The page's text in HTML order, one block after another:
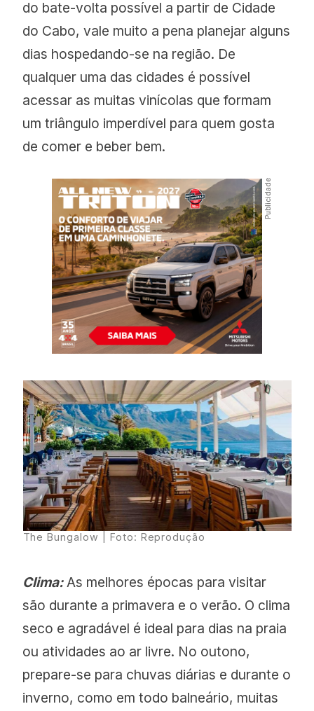
do bate-volta possível a partir de Cidade
do Cabo, vale muito a pena planejar alguns
dias hospedando-se na região. De
qualquer uma das cidades é possível
acessar as muitas vinícolas que formam
um triângulo imperdível para quem gosta
de comer e beber bem.
The Bungalow | Foto: Reprodução
Clima: As melhores épocas para visitar
são durante a primavera e o verão. O clima
seco e agradável é ideal para dias na praia
ou atividades ao ar livre. No outono,
prepare-se para chuvas diárias e durante o
inverno, como em todo balneário, muitas